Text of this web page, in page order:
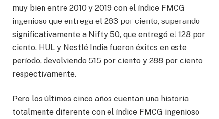
muy bien entre 2010 y 2019 con el índice FMCG
ingenioso que entrega el 263 por ciento, superando
significativamente a Nifty 50, que entregó el 128 por
ciento. HUL y Nestlé India fueron éxitos en este
período, devolviendo 515 por ciento y 288 por ciento
respectivamente.
Pero los últimos cinco años cuentan una historia
totalmente diferente con el índice FMCG ingenioso